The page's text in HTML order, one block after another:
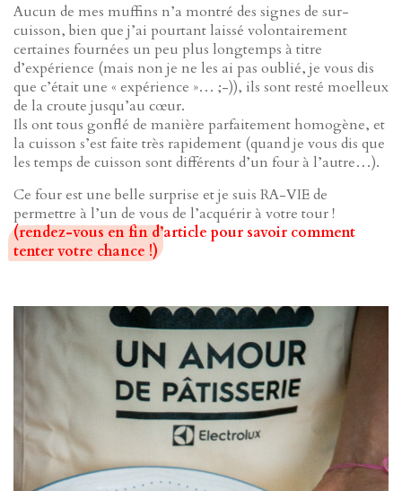
Aucun de mes muffins n’a montré des signes de sur-
cuisson, bien que j’ai pourtant laissé volontairement
certaines fournées un peu plus longtemps à titre
d’expérience (mais non je ne les ai pas oublié, je vous dis
que c’était une « expérience »… ;-)), ils sont resté moelleux
de la croute jusqu’au cœur.
Ils ont tous gonflé de manière parfaitement homogène, et
la cuisson s’est faite très rapidement (quand je vous dis que
les temps de cuisson sont différents d’un four à l’autre…).
Ce four est une belle surprise et je suis RA-VIE de
permettre à l’un de vous de l’acquérir à votre tour !
(rendez-vous en fin d’article pour savoir comment
tenter votre chance !)